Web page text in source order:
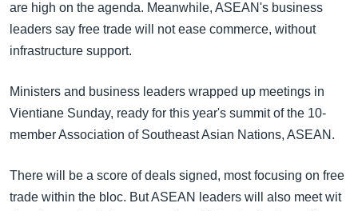
အ
ညွန်း
စာမျက်နှာ
ကျော်
ကြည့်
ရန်
ရန်
နေရာ
သုတပဒေသာ အင်္ဂလိပ်စာ
Learning English
are high on the agenda. Meanwhile, ASEAN's business
leaders say free trade will not ease commerce, without
infrastructure support.
Ministers and business leaders wrapped up meetings in
Vientiane Sunday, ready for this year's summit of the 10-
member Association of Southeast Asian Nations, ASEAN.
There will be a score of deals signed, most focusing on free
trade within the bloc. But ASEAN leaders will also meet wit